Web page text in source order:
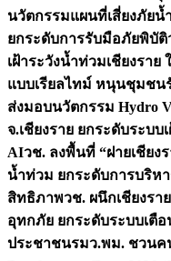
นวัตกรรมแผนที่เสี่ยงภัย
ยกระดับการรับมือภัยพิบัติ
เฝ้าระวังน้ำท่วมเชียงราย
แบบเรียลไทม์ หนุนชุมช
ส่งมอบนวัตกรรม Hydro
จ.เชียงราย ยกระดับระบ
AIวช. ลงพื้นที่ “ฝายเชียง
น้ำท่วม ยกระดับการบริห
สิทธิภาพวช. ผนึกเชียงรา
อุทกภัย ยกระดับระบบเตื
ประชาชนรมว.พม. ชวนค